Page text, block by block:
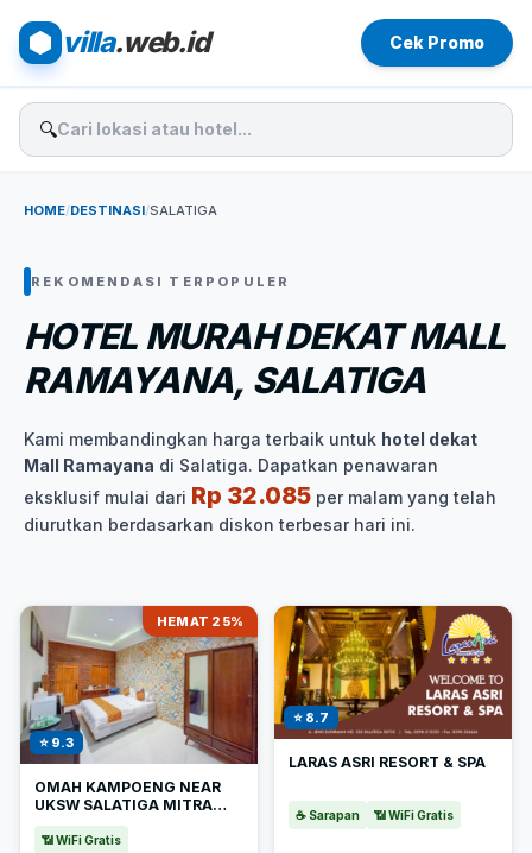
villa.web.id Cek Promo
🔍
HOME/DESTINASI/SALATIGA
REKOMENDASI TERPOPULER
HOTEL MURAH DEKAT MALL
RAMAYANA, SALATIGA
Kami membandingkan harga terbaik untuk hotel dekat
Mall Ramayana di Salatiga. Dapatkan penawaran
eksklusif mulai dari Rp 32.085 per malam yang telah
diurutkan berdasarkan diskon terbesar hari ini.
HEMAT 25%
⭐ 9.3
OMAH KAMPOENG NEAR
UKSW SALATIGA MITRA
📶 WiFi Gratis
⭐ 8.7
LARAS ASRI RESORT & SPA
☕ Sarapan 📶 WiFi Gratis